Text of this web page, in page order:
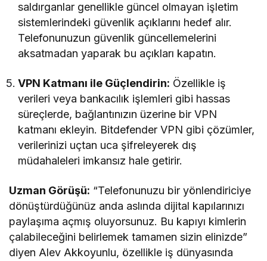
saldırganlar genellikle güncel olmayan işletim
sistemlerindeki güvenlik açıklarını hedef alır.
Telefonunuzun güvenlik güncellemelerini
aksatmadan yaparak bu açıkları kapatın.
VPN Katmanı ile Güçlendirin: Özellikle iş
verileri veya bankacılık işlemleri gibi hassas
süreçlerde, bağlantınızın üzerine bir VPN
katmanı ekleyin. Bitdefender VPN gibi çözümler,
verilerinizi uçtan uca şifreleyerek dış
müdahaleleri imkansız hale getirir.
Uzman Görüşü: “Telefonunuzu bir yönlendiriciye
dönüştürdüğünüz anda aslında dijital kapılarınızı
paylaşıma açmış oluyorsunuz. Bu kapıyı kimlerin
çalabileceğini belirlemek tamamen sizin elinizde”
diyen Alev Akkoyunlu, özellikle iş dünyasında